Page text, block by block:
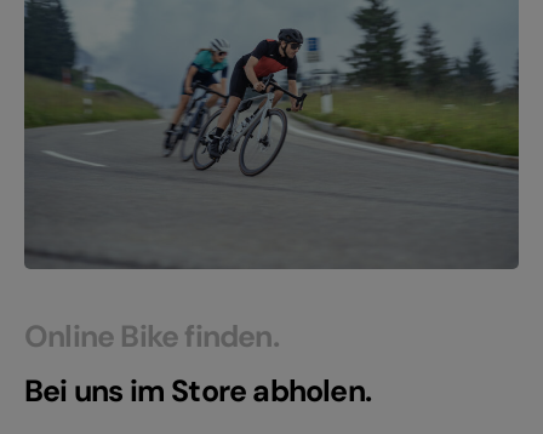
Online Bike finden.
Bei uns im Store abholen.